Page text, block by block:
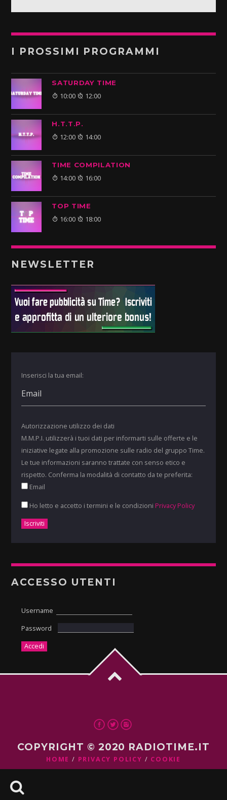
I PROSSIMI PROGRAMMI
SATURDAY TIME
10:00 12:00
H.T.T.P.
12:00 14:00
TIME COMPILATION
14:00 16:00
TOP TIME
16:00 18:00
NEWSLETTER
Inserisci la tua email:
Autorizzazione utilizzo dei dati
M.M.P.I. utilizzerà i tuoi dati per informarti sulle offerte e le
iniziative legate alla promozione sulle radio del gruppo Time.
Le tue informazioni saranno trattate con senso etico e
rispetto. Conferma la modalità di contatto da te preferita:
Email
Ho letto e accetto i termini e le condizioni Privacy Policy
ACCESSO UTENTI
Username
Password
COPYRIGHT © 2020 RADIOTIME.IT
HOME PRIVACY POLICY COOKIE